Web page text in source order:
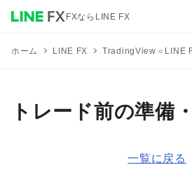
ホーム LINE FX TradingView＜LINE
トレード前の準備
一覧に戻る
FXならLINE FX